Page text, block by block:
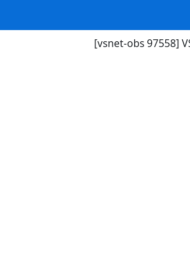
[vsnet-obs 97558]